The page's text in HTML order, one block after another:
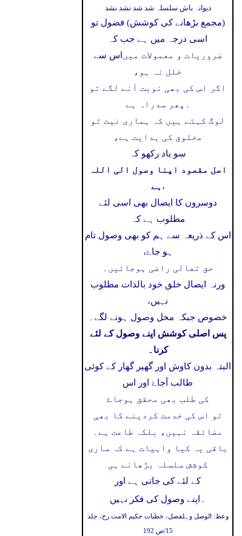
دیوانہ باش سلسلہ شد شد نشد نشد
(مجمع بڑھانے کی کوشش) فضول تو
اسی درجہ میں ہے جب کہ
اس سے ضروریات و معمولات میں
خلل نہ ہو،
اگر اس کی بھی نوبت آنے لگے تو
پھر سدراہ ہے ۔
لوگ کہتے ہیں کہ ہماری نیت تو
مخلوق کی ہدایت ہے،
سو یاد رکھو کہ
اصل مقصود اپنا وصول الی اللہ
ہے ،
دوسروں کا ایصال بھی اسی لئے
مطلوب ہے کہ
اس کے ذریعہ سے ہم کو بھی وصول تام
ہو جاۓ،
حق تعالی راضی ہوجائیں۔
ورنہ ایصال خلق خود بالذات مطلوب
نہیں،
خصوص جبکہ مخل وصول ہونے لگے۔
پس اصلی کوشش اپنے وصول کے لئے
کرنا۔
البتہ بدون کاوش اور گھیر گھار کے کوئی
طالب آجاۓ اور اس
کی طلب بھی محقق ہوجاۓ
تو اس کی خدمت کردینے کا بھی
مضائقہ نہیں، بلکہ طاعت ہے۔
باقی یہ کیا واہیات ہے کہ ساری
کوشش سلسلہ بڑھانے ہی
کے لئے کی جاتی ہے اور
اپنے وصول کی فکر نہیں ۔
وعظ: الوصل وہلفصل، خطبات حکیم الامت رح، جلد
15/ص 192